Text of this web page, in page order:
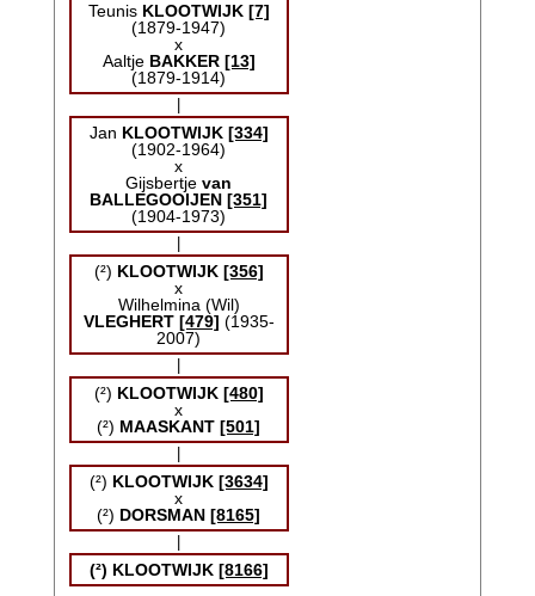
Teunis KLOOTWIJK [7]
(1879-1947)
x
Aaltje BAKKER [13]
(1879-1914)
Jan KLOOTWIJK [334]
(1902-1964)
x
Gijsbertjevan
BALLEGOOIJEN [351]
(1904-1973)
(²) KLOOTWIJK [356]
x
Wilhelmina (Wil)
VLEGHERT [479] (1935-
2007)
(²) KLOOTWIJK [480]
x
(²) MAASKANT [501]
(²) KLOOTWIJK [3634]
x
(²) DORSMAN [8165]
(²) KLOOTWIJK [8166]